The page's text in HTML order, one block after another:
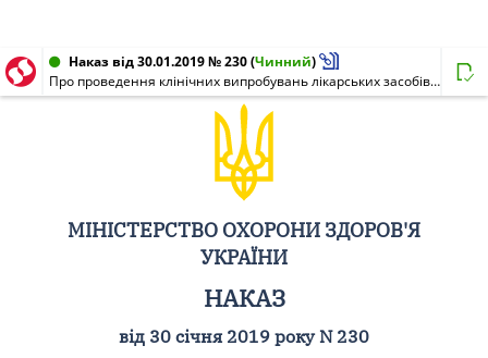
Наказ від 30.01.2019 № 230(Чинний)
Про проведення клінічних випробувань лікарських засобів та затвердження суттєвих поправок
МІНІСТЕРСТВО ОХОРОНИ ЗДОРОВ'Я
УКРАЇНИ
НАКАЗ
від 30 січня 2019 року N 230